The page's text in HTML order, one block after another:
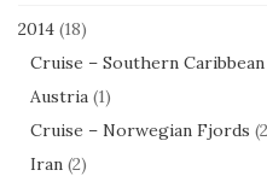
2014 (18)
Cruise – Southern Caribbean
Austria (1)
Cruise – Norwegian Fjords
Iran (2)